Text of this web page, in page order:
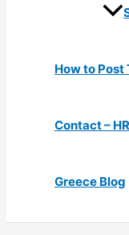
How to Post
Contact –
Greece Blog